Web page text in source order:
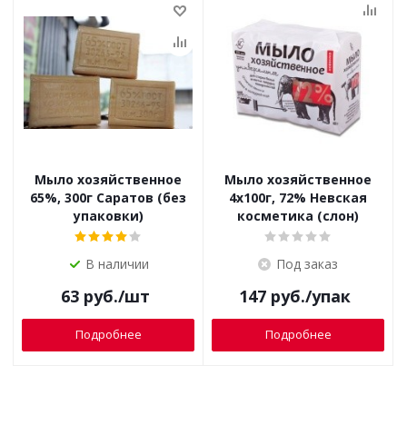
Мыло хозяйственное
65%, 300г Саратов (без
упаковки)
В наличии
63руб./шт
Подробнее
Мыло хозяйственное
4х100г, 72% Невская
косметика (слон)
Под заказ
147 руб./упак
Подробнее